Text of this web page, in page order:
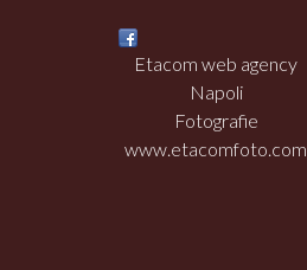
Etacom web agency
Napoli
Fotografie
www.etacomfoto.com